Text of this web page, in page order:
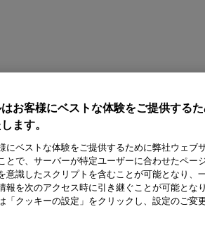
お客様にベストな体験をご提供する
ます。
にベストな体験をご提供するために弊社ウェブ
で、サーバーが特定ユーザーに合わせたペー
意識したスクリプトを含むことが可能となり、
報を次のアクセス時に引き継ぐことが可能とな
「クッキーの設定」をクリックし、設定のご変